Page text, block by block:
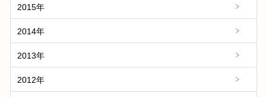
2015年
2014年
2013年
2012年